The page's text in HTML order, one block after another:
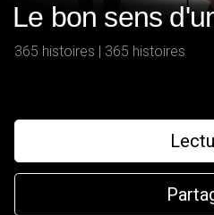
Le bon sens
365 histoires | 365 histoires